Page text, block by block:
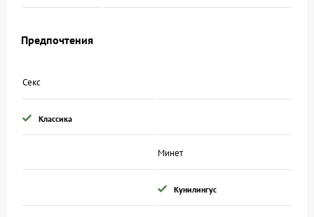
Предпочтения
Секс
Классика
Минет
Кунилингус